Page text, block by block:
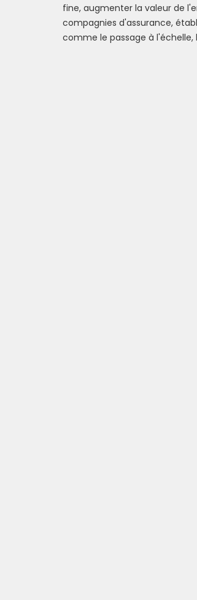
fine, augmenter la valeur de
compagnies d'assurance,
comme le passage à